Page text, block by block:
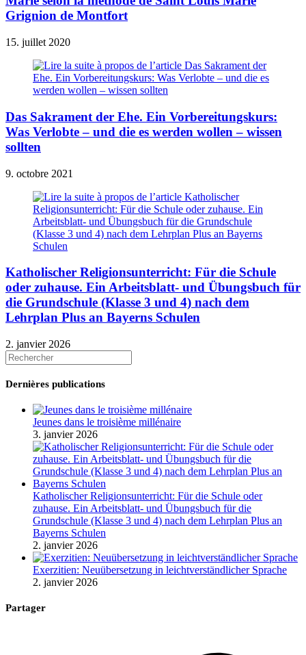
Grignion de Montfort
15. juillet 2020
Das Sakrament der Ehe. Ein Vorbereitungskurs:
Was Verlobte – und die es werden wollen – wissen
sollten
9. octobre 2021
Katholischer Religionsunterricht: Für die Schule
oder zuhause. Ein Arbeitsblatt- und Übungsbuch für
die Grundschule (Klasse 3 und 4) nach dem
Lehrplan Plus an Bayerns Schulen
2. janvier 2026
Dernières publications
Jeunes dans le troisième millénaire
3. janvier 2026
Katholischer Religionsunterricht: Für die Schule oder
zuhause. Ein Arbeitsblatt- und Übungsbuch für die
Grundschule (Klasse 3 und 4) nach dem Lehrplan Plus an
Bayerns Schulen
2. janvier 2026
Exerzitien: Neuübersetzung in leichtverständlicher Sprache
2. janvier 2026
Partager